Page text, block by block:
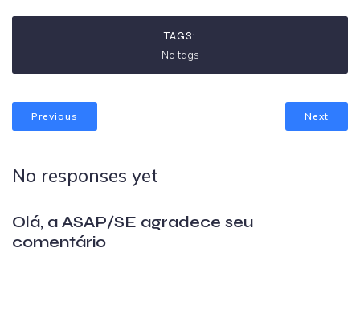
TAGS:
No tags
Previous Next
No responses yet
Olá, a ASAP/SE agradece seu
comentário